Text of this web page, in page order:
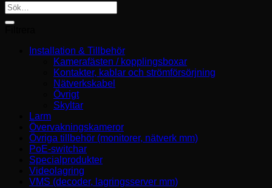
Sök
efter:
Installation & Tillbehör
Kamerafästen / kopplingsboxar
Kontakter, kablar och strömförsörjning
Nätverkskabel
Övrigt
Skyltar
Larm
Övervakningskameror
Övriga tillbehör (monitorer, nätverk mm)
PoE-switchar
Specialprodukter
Videolagring
VMS (decoder, lagringsserver mm)